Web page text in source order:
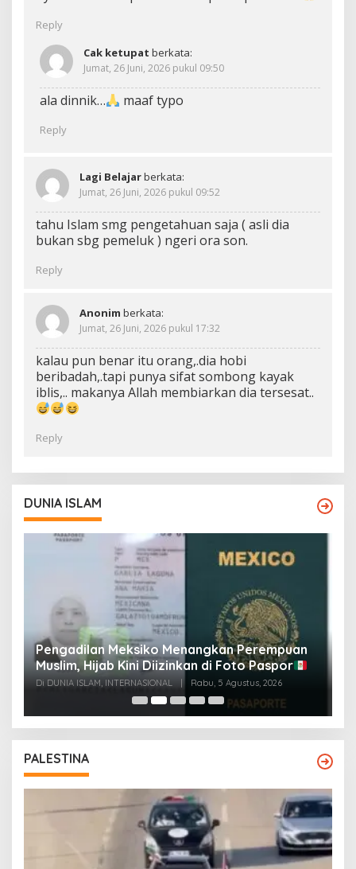
Reply
Cak ketupat berkata:
Jumat, 26 Juni, 2026 pukul 09:50
ala dinnik… maaf typo
Reply
Lagi Belajarberkata:
Jumat, 26 Juni, 2026 pukul 09:52
tahu Islam smg pengetahuan saja ( asli dia
bukan sbg pemeluk ) ngeri ora son.
Reply
Anonim berkata:
Jumat, 26 Juni, 2026 pukul 17:32
kalau pun benar itu orang,.dia hobi
beribadah,.tapi punya sifat sombong kayak
iblis,.. makanya Allah membiarkan dia tersesat..
Reply
DUNIA ISLAM
Pengadilan Meksiko Menangkan Perempuan
Muslim, Hijab Kini Diizinkan di Foto Paspor
Di DUNIA ISLAM, INTERNASIONAL Rabu, 5 Agustus, 2026
PALESTINA